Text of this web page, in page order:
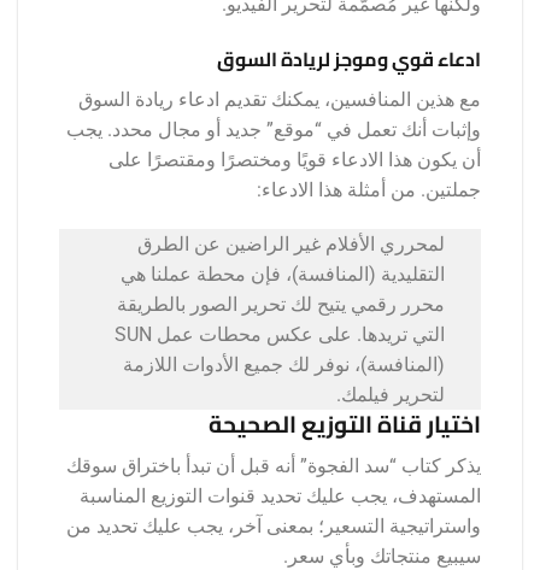
ادعاء قوي وموجز لريادة السوق
مع هذين المنافسين، يمكنك تقديم ادعاء ريادة السوق
وإثبات أنك تعمل في “موقع” جديد أو مجال محدد. يجب
أن يكون هذا الادعاء قويًا ومختصرًا ومقتصرًا على
جملتين. من أمثلة هذا الادعاء:
لمحرري الأفلام غير الراضين عن الطرق
التقليدية (المنافسة)، فإن محطة عملنا هي
محرر رقمي يتيح لك تحرير الصور بالطريقة
التي تريدها. على عكس محطات عمل SUN
(المنافسة)، نوفر لك جميع الأدوات اللازمة
لتحرير فيلمك.
اختيار قناة التوزيع الصحيحة
يذكر كتاب “سد الفجوة” أنه قبل أن تبدأ باختراق سوقك
المستهدف، يجب عليك تحديد قنوات التوزيع المناسبة
واستراتيجية التسعير؛ بمعنى آخر، يجب عليك تحديد من
سيبيع منتجاتك وبأي سعر.